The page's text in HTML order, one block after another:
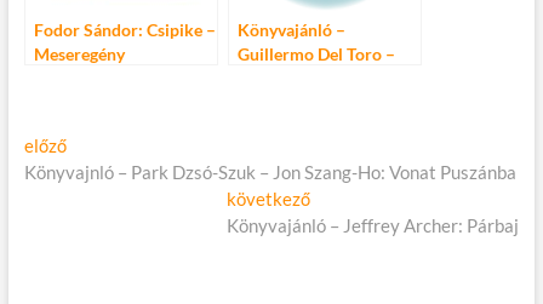
Fodor Sándor: Csipike –
Meseregény
Könyvajánló –
Guillermo Del Toro –
Bejegyzés
navigáció
előzőElőző
cikk:
Könyvajnló – Park Dzsó-Szuk – Jon Szang-Ho: Vonat Puszánba
következőKövetkező
cikk:
Könyvajánló – Jeffrey Archer: Párbaj